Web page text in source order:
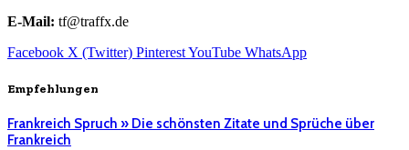
E-Mail: tf@traffx.de
Facebook X (Twitter) PinterestYouTube WhatsApp
Empfehlungen
Frankreich Spruch » Die schönsten Zitate und Sprüche über
Frankreich